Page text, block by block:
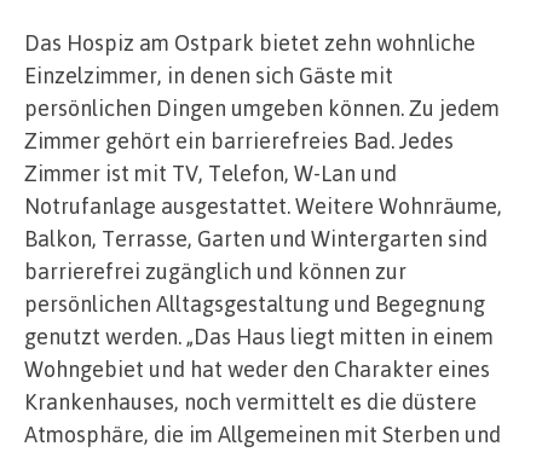
Das Hospiz am Ostpark bietet zehn wohnliche
Einzelzimmer, in denen sich Gäste mit
persönlichen Dingen umgeben können. Zu jedem
Zimmer gehört ein barrierefreies Bad. Jedes
Zimmer ist mit TV, Telefon, W-Lan und
Notrufanlage ausgestattet. Weitere Wohnräume,
Balkon, Terrasse, Garten und Wintergarten sind
barrierefrei zugänglich und können zur
persönlichen Alltagsgestaltung und Begegnung
genutzt werden. „Das Haus liegt mitten in einem
Wohngebiet und hat weder den Charakter eines
Krankenhauses, noch vermittelt es die düstere
Atmosphäre, die im Allgemeinen mit Sterben und